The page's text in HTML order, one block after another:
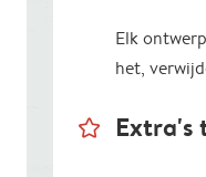
Elk
het,
star_outline Extra's